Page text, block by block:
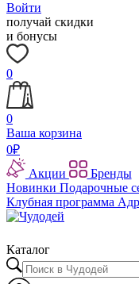
Войти
получай скидки
и бонусы
0
0
Ваша корзина
0₽
Акции
Бренды
Новинки Подарочные
Клубная программа
Каталог